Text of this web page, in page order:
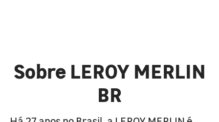
Sobre LEROY MERLIN
BR